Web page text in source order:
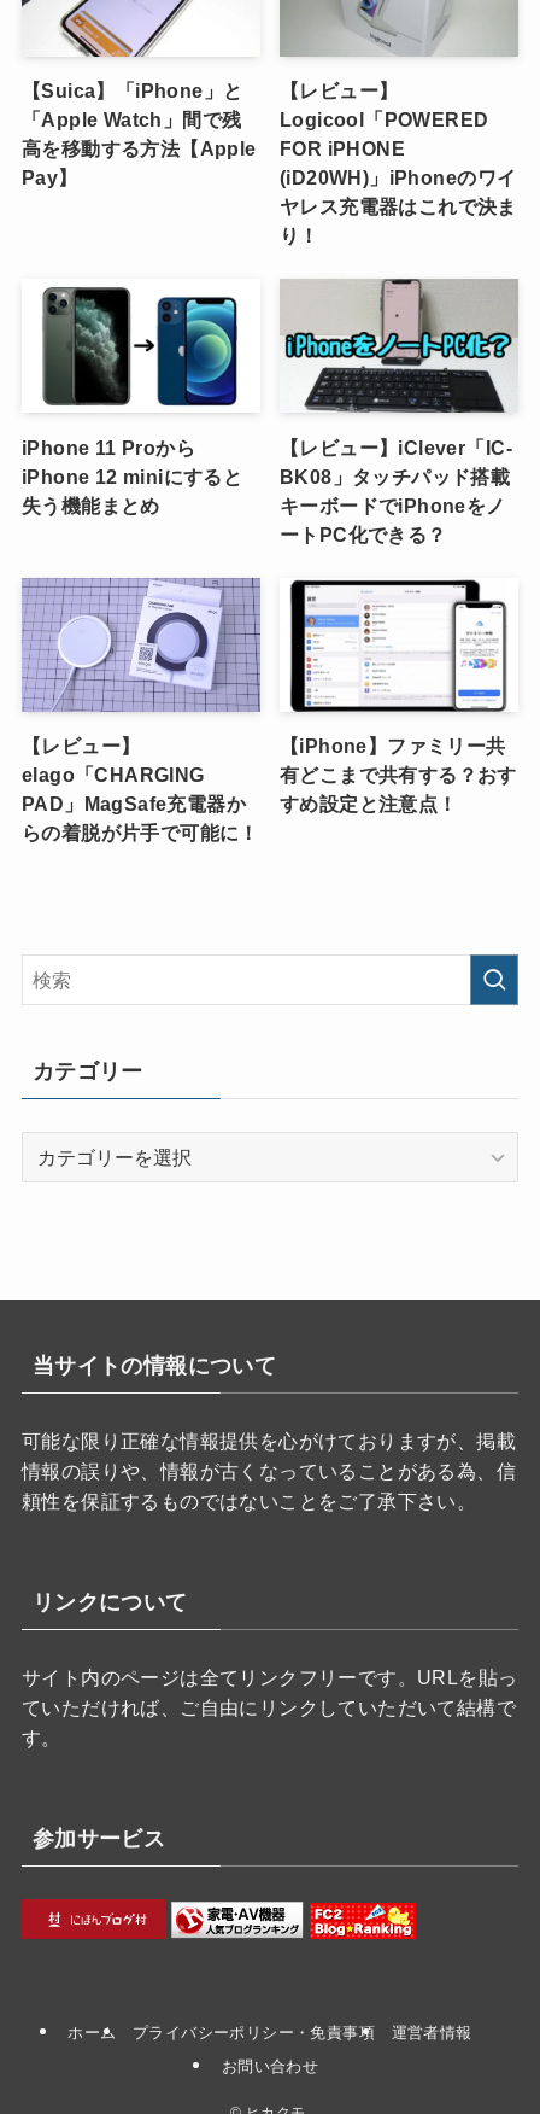
【Suica】「iPhone」と
「Apple Watch」間で残
高を移動する方法【Apple
Pay】
【レビュー】
Logicool「POWERED
FOR iPHONE
(iD20WH)」iPhoneのワイ
ヤレス充電器はこれで決ま
り！
iPhone 11 Proから
iPhone 12 miniにすると
失う機能まとめ
【レビュー】iClever「IC-
BK08」タッチパッド搭載
キーボードでiPhoneをノ
ートPC化できる？
【レビュー】
elago「CHARGING
PAD」MagSafe充電器か
らの着脱が片手で可能に！
【iPhone】ファミリー共
有どこまで共有する？おす
すめ設定と注意点！
カテゴリー
当サイトの情報について
可能な限り正確な情報提供を心がけておりますが、掲載
情報の誤りや、情報が古くなっていることがある為、信
頼性を保証するものではないことをご了承下さい。
リンクについて
サイト内のページは全てリンクフリーです。URLを貼っ
ていただければ、ご自由にリンクしていただいて結構で
す。
参加サービス
ホーム プライバシーポリシー・免責事項
運営者情報
お問い合わせ